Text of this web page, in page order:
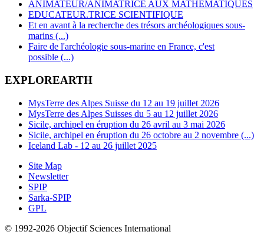
ANIMATEUR/ANIMATRICE AUX MATHEMATIQUES
EDUCATEUR.TRICE SCIENTIFIQUE
Et en avant à la recherche des trésors archéologiques sous-
marins (...)
Faire de l'archéologie sous-marine en France, c'est
possible (...)
EXPLOREARTH
MysTerre des Alpes Suisse du 12 au 19 juillet 2026
MysTerre des Alpes Suisses du 5 au 12 juillet 2026
Sicile, archipel en éruption du 26 avril au 3 mai 2026
Sicile, archipel en éruption du 26 octobre au 2 novembre (...)
Iceland Lab - 12 au 26 juillet 2025
Site Map
Newsletter
SPIP
Sarka-SPIP
GPL
© 1992-2026 Objectif Sciences International